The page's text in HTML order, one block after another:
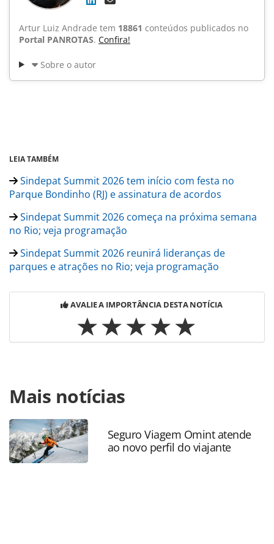
Artur Luiz Andrade tem 18861 conteúdos publicados no
Portal PANROTAS. Confira!
Sobre o autor
LEIA TAMBÉM
Sindepat Summit 2026 tem início com festa no
Parque Bondinho (RJ) e assinatura de acordos
Sindepat Summit 2026 começa na próxima semana
no Rio; veja programação
Sindepat Summit 2026 reunirá lideranças de
parques e atrações no Rio; veja programação
AVALIE A IMPORTÂNCIA DESTA NOTÍCIA
https://www.panrotas.com.br/gente/eventos/2026/05/veja-
fotos-da-festa-de-abertura-do-sindepat-summit-no-
parque-bondinho-pao-de-acucar_228464.html ou as
ferramentas oferecidas na página. Todo o conteúdo
produzido pela PANROTAS Editora é protegido pela
legislação brasileira sobre direito autoral. Não reproduza o
Mais notícias
Seguro Viagem Omint atende
ao novo perfil do viajante